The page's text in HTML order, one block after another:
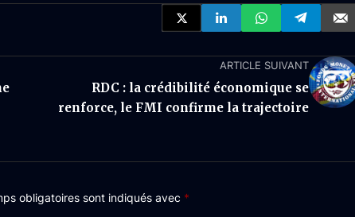
ARTICLE SUIVANT
RDC : la crédibilité économique se
renforce, le FMI confirme la trajectoire
obligatoires sont indiqués avec *